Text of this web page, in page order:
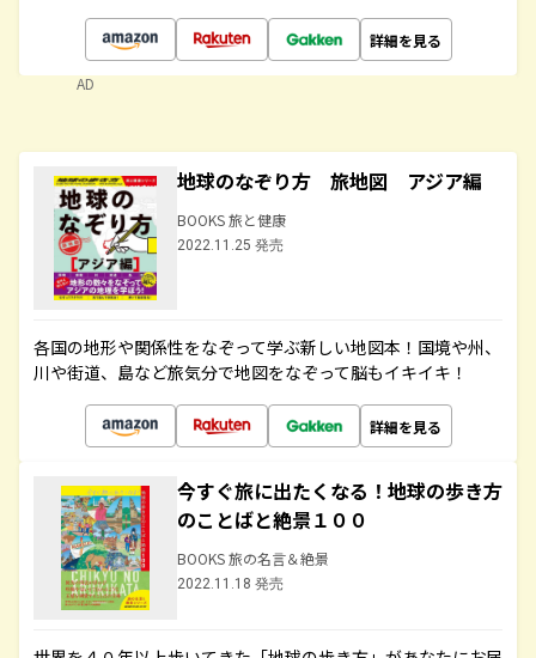
詳細を見る
AD
地球のなぞり方 旅地図 アジア編
BOOKS 旅と健康
2022.11.25 発売
各国の地形や関係性をなぞって学ぶ新しい地図本！国境や州、
川や街道、島など旅気分で地図をなぞって脳もイキイキ！
詳細を見る
今すぐ旅に出たくなる！地球の歩き方
のことばと絶景１００
BOOKS 旅の名言＆絶景
2022.11.18 発売